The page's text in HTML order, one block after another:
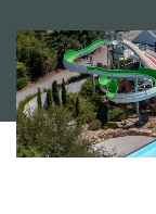
Camping 4 & 5 étoiles/